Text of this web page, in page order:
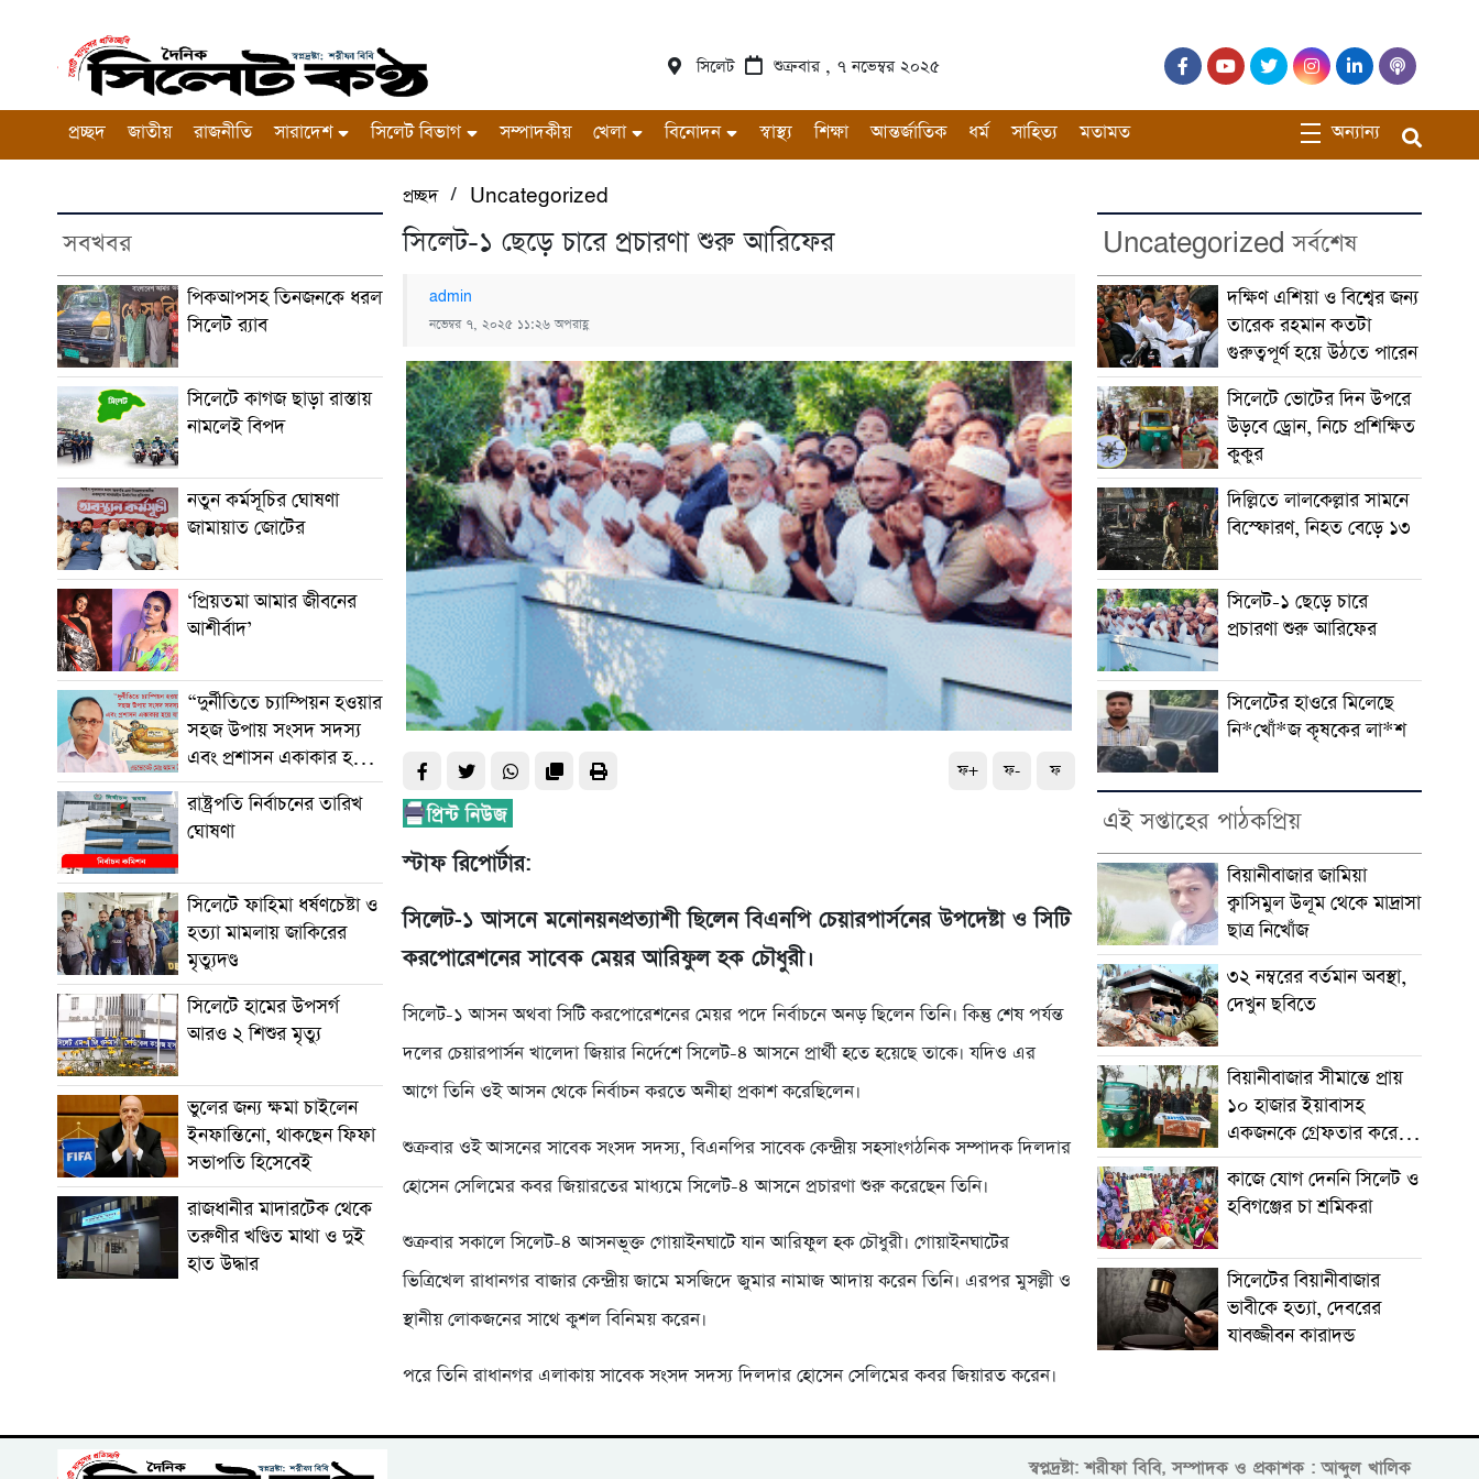
সিলেট শুক্রবার , ৭ নভেম্বর ২০২৫
প্রচ্ছদ জাতীয় রাজনীতি সারাদেশ সিলেট বিভাগ সম্পাদকীয় খেলা বিনোদন স্বাস্থ্য শিক্ষা আন্তর্জাতিক ধর্ম সাহিত্য মতামত অন্যান্য
সবখবর
পিকআপসহ তিনজনকে ধরল
সিলেট র‌্যাব
সিলেটে কাগজ ছাড়া রাস্তায়
নামলেই বিপদ
নতুন কর্মসূচির ঘোষণা
জামায়াত জোটের
‘প্রিয়তমা আমার জীবনের
আশীর্বাদ’
“দুর্নীতিতে চ্যাম্পিয়ন হওয়ার
সহজ উপায় সংসদ সদস্য
এবং প্রশাসন একাকার হয়ে
যাওয়া”
রাষ্ট্রপতি নির্বাচনের তারিখ
ঘোষণা
সিলেটে ফাহিমা ধর্ষণচেষ্টা ও
হত্যা মামলায় জাকিরের
মৃত্যুদণ্ড
সিলেটে হামের উপসর্গ
আরও ২ শিশুর মৃত্যু
ভুলের জন্য ক্ষমা চাইলেন
ইনফান্তিনো, থাকছেন ফিফা
সভাপতি হিসেবেই
রাজধানীর মাদারটেক থেকে
তরুণীর খণ্ডিত মাথা ও দুই
হাত উদ্ধার
প্রচ্ছদ/ Uncategorized
সিলেট-১ ছেড়ে চারে প্রচারণা শুরু আরিফের
admin
নভেম্বর ৭, ২০২৫ ১১:২৬ অপরাহ্ণ
ফ+ ফ- ফ
স্টাফ রিপোর্টার:
সিলেট-১ আসনে মনোনয়নপ্রত্যাশী ছিলেন বিএনপি চেয়ারপার্সনের উপদেষ্টা ও সিটি
করপোরেশনের সাবেক মেয়র আরিফুল হক চৌধুরী।
সিলেট-১ আসন অথবা সিটি করপোরেশনের মেয়র পদে নির্বাচনে অনড় ছিলেন তিনি। কিন্তু শেষ পর্যন্ত
দলের চেয়ারপার্সন খালেদা জিয়ার নির্দেশে সিলেট-৪ আসনে প্রার্থী হতে হয়েছে তাকে। যদিও এর
আগে তিনি ওই আসন থেকে নির্বাচন করতে অনীহা প্রকাশ করেছিলেন।
শুক্রবার ওই আসনের সাবেক সংসদ সদস্য, বিএনপির সাবেক কেন্দ্রীয় সহসাংগঠনিক সম্পাদক দিলদার
হোসেন সেলিমের কবর জিয়ারতের মাধ্যমে সিলেট-৪ আসনে প্রচারণা শুরু করেছেন তিনি।
শুক্রবার সকালে সিলেট-৪ আসনভূক্ত গোয়াইনঘাটে যান আরিফুল হক চৌধুরী। গোয়াইনঘাটের
ভিত্রিখেল রাধানগর বাজার কেন্দ্রীয় জামে মসজিদে জুমার নামাজ আদায় করেন তিনি। এরপর মুসল্লী ও
স্থানীয় লোকজনের সাথে কুশল বিনিময় করেন।
পরে তিনি রাধানগর এলাকায় সাবেক সংসদ সদস্য দিলদার হোসেন সেলিমের কবর জিয়ারত করেন।
Uncategorized সর্বশেষ
দক্ষিণ এশিয়া ও বিশ্বের জন্য
তারেক রহমান কতটা
গুরুত্বপূর্ণ হয়ে উঠতে পারেন
সিলেটে ভোটের দিন উপরে
উড়বে ড্রোন, নিচে প্রশিক্ষিত
কুকুর
দিল্লিতে লালকেল্লার সামনে
বিস্ফোরণ, নিহত বেড়ে ১৩
সিলেট-১ ছেড়ে চারে
প্রচারণা শুরু আরিফের
সিলেটের হাওরে মিলেছে
নি*খোঁ*জ কৃষকের লা*শ
এই সপ্তাহের পাঠকপ্রিয়
বিয়ানীবাজার জামিয়া
ক্বাসিমুল উলূম থেকে মাদ্রাসা
ছাত্র নিখোঁজ
৩২ নম্বরের বর্তমান অবস্থা,
দেখুন ছবিতে
বিয়ানীবাজার সীমান্তে প্রায়
১০ হাজার ইয়াবাসহ
একজনকে গ্রেফতার করেছে
বিজিবি
কাজে যোগ দেননি সিলেট ও
হবিগঞ্জের চা শ্রমিকরা
সিলেটের বিয়ানীবাজার
ভাবীকে হত্যা, দেবরের
যাবজ্জীবন কারাদন্ড
স্বপ্নদ্রষ্টা: শরীফা বিবি, সম্পাদক ও প্রকাশক : আব্দুল খালিক